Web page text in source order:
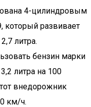
4-цилиндровым
который развивает
литра.
бензин марки
литра на 100
внедорожник
км/ч.